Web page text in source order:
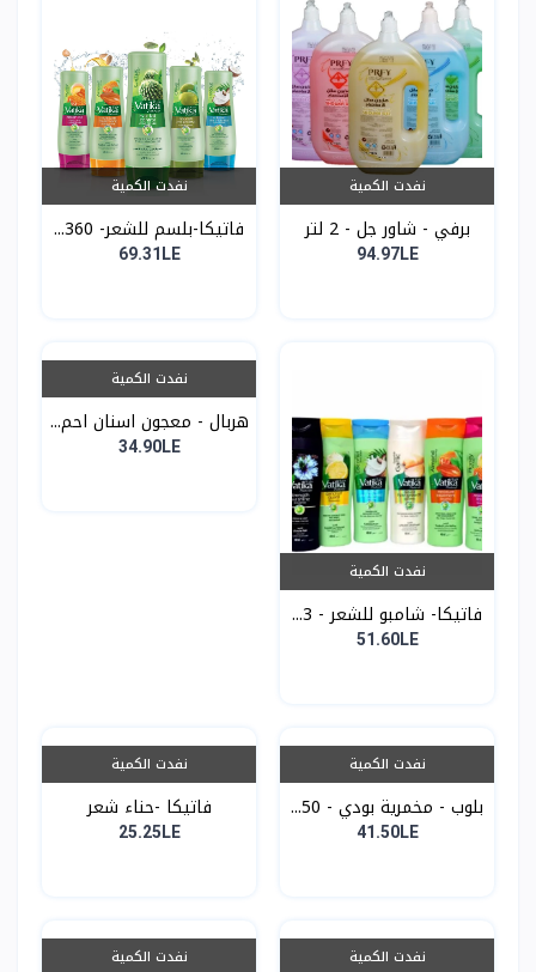
نفدت الكمية
برفي - شاور جل - 2 لتر
94.97LE
نفدت الكمية
فاتيكا-بلسم للشعر- 360...
69.31LE
نفدت الكمية
فاتيكا- شامبو للشعر - 3...
51.60LE
نفدت الكمية
هربال - معجون اسنان احم...
34.90LE
نفدت الكمية
بلوب - مخمرية بودي - 50...
41.50LE
نفدت الكمية
فاتيكا -حناء شعر
25.25LE
نفدت الكمية نفدت الكمية